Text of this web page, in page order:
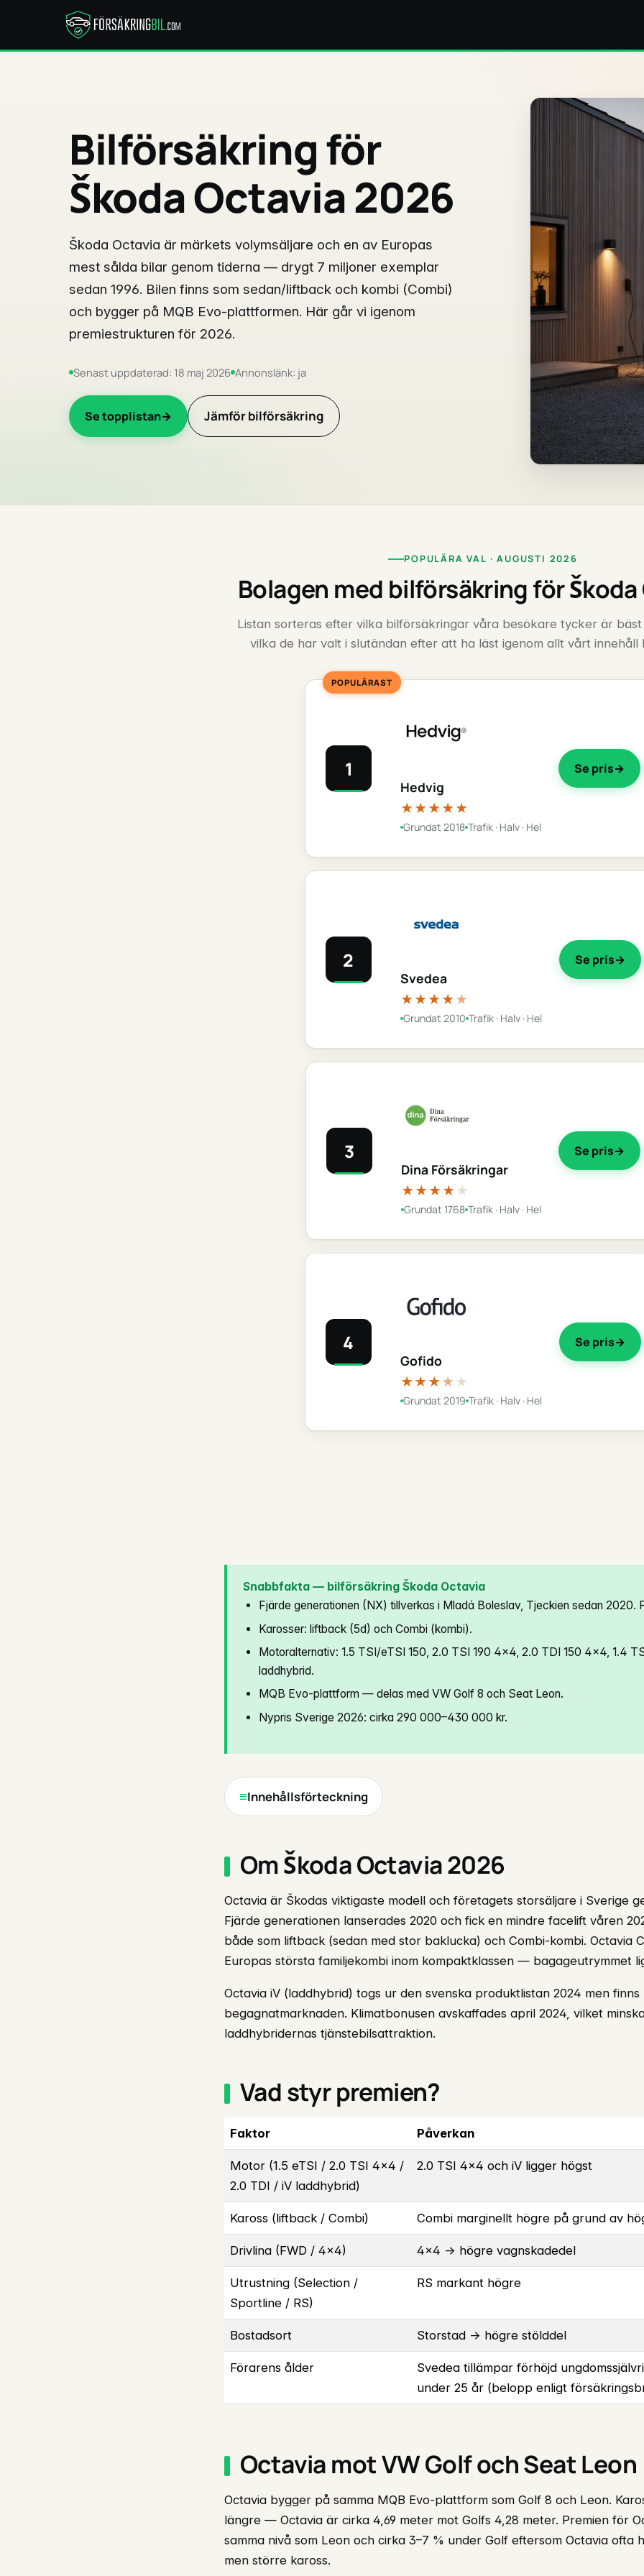
Bilförsäkring för
Škoda Octavia 2026
Škoda Octavia är märkets volymsäljare och en av Europas
mest sålda bilar genom tiderna — drygt 7 miljoner exemplar
sedan 1996. Bilen finns som sedan/liftback och kombi (Combi)
och bygger på MQB Evo-plattformen. Här går vi igenom
premiestrukturen för 2026.
Senast uppdaterad: 18 maj 2026 Annonslänk: ja
Se topplistan Jämför bilförsäkring
POPULÄRA VAL · AUGUSTI 2026
Bolagen med bilförsäkring för
Listan sorteras efter vilka bilförsäkringar våra besökare tycker är
vilka de har valt i slutändan efter att ha läst igenom allt vårt innehåll
POPULÄRAST
1
Hedvig
★★★★★
Grundat 2018 Trafik · Halv · Hel
Se pris
2
Svedea
★★★★★
Grundat 2010 Trafik · Halv · Hel
Se pris
3
Dina Försäkringar
★★★★★
Grundat 1768 Trafik · Halv · Hel
Se pris
4
Gofido
★★★★★
Grundat 2019 Trafik · Halv · Hel
Se pris
Snabbfakta — bilförsäkring Škoda Octavia
Fjärde generationen (NX) tillverkas i Mladá Boleslav, Tjeckien sedan 2020.
Karosser: liftback (5d) och Combi (kombi).
Motoralternativ: 1.5 TSI/eTSI 150, 2.0 TSI 190 4×4, 2.0 TDI 150 4×4, 1.4
laddhybrid.
MQB Evo-plattform — delas med VW Golf 8 och Seat Leon.
Nypris Sverige 2026: cirka 290 000–430 000 kr.
Innehållsförteckning
Om Škoda Octavia 2026
Octavia är Škodas viktigaste modell och företagets storsäljare i Sverige
Fjärde generationen lanserades 2020 och fick en mindre facelift våren
både som liftback (sedan med stor baklucka) och Combi-kombi. Octavia
Europas största familjekombi inom kompaktklassen — bagageutrymmet
Octavia iV (laddhybrid) togs ur den svenska produktlistan 2024 men
begagnatmarknaden. Klimatbonusen avskaffades april 2024, vilket
laddhybridernas tjänstebilsattraktion.
Vad styr premien?
Faktor Påverkan
Motor (1.5 eTSI / 2.0 TSI 4×4 /
2.0 TDI / iV laddhybrid)
2.0 TSI 4×4 och iV ligger högst
Kaross (liftback / Combi) Combi marginellt högre på grund av
Drivlina (FWD / 4×4) 4×4 → högre vagnskadedel
Utrustning (Selection /
Sportline / RS)
RS markant högre
Bostadsort Storstad → högre stölddel
Förarens ålder
Svedea tillämpar förhöjd
under 25 år (belopp enligt
Octavia mot VW Golf och Seat Leon
Octavia bygger på samma MQB Evo-plattform som Golf 8 och Leon.
längre — Octavia är cirka 4,69 meter mot Golfs 4,28 meter. Premien för
samma nivå som Leon och cirka 3–7 % under Golf eftersom Octavia ofta
men större kaross.